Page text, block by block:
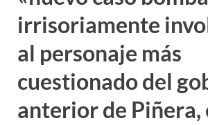
irrisoriamente
al personaje más
cuestionado del
anterior de Piñera,